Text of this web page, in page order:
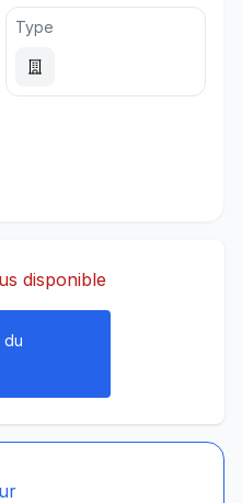
Type
disponible
du